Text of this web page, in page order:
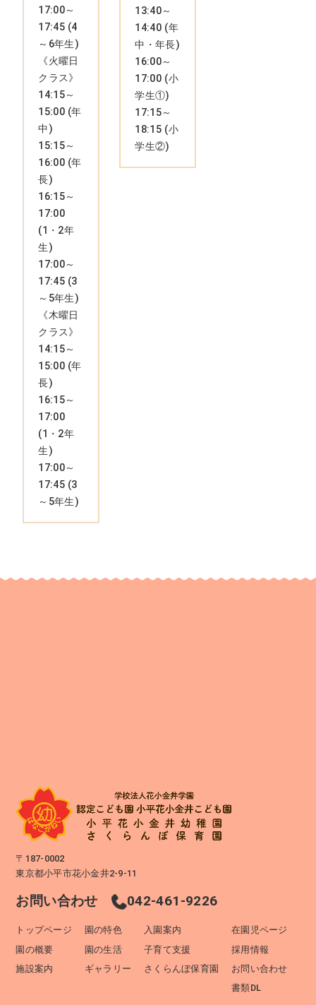
17:00～
17:45 (4
～6年生)
《火曜日
クラス》
14:15～
15:00 (年
中)
15:15～
16:00 (年
長)
16:15～
17:00
(1・2年
生)
17:00～
17:45 (3
～5年生)
《木曜日
クラス》
14:15～
15:00 (年
長)
16:15～
17:00
(1・2年
生)
17:00～
17:45 (3
～5年生)
13:40～
14:40 (年
中・年長)
16:00～
17:00 (小
学生①)
17:15～
18:15 (小
学生②)
〒187-0002
東京都小平市花小金井2-9-11
お問い合わせ 042-461-9226
トップページ
園の概要
施設案内
園の特色
園の生活
ギャラリー
入園案内
子育て支援
さくらんぼ保育園
在園児ページ
採用情報
お問い合わせ
書類DL